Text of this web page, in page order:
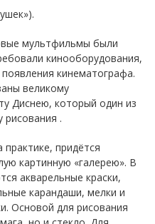
мультфильмы были
кинооборудования,
кинематографа.
великому
Диснею, который один из
рисования .
придётся
картинную «галерею». В
акварельные краски,
карандаши, мелки и
Основой для рисования